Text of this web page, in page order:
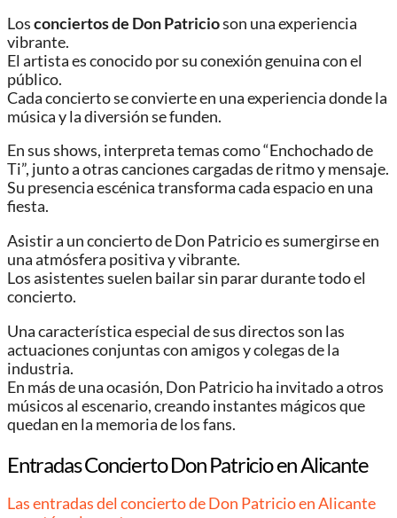
Losconciertos de Don Patricioson una experiencia
vibrante.
El artista es conocido por su conexión genuina con el
público.
Cada concierto se convierte en una experiencia donde la
música y la diversión se funden.
En sus shows, interpreta temas como “Enchochado de
Ti”, junto a otras canciones cargadas de ritmo y mensaje.
Su presencia escénica transforma cada espacio en una
fiesta.
Asistir a un concierto de Don Patricio es sumergirse en
una atmósfera positiva y vibrante.
Los asistentes suelen bailar sin parar durante todo el
concierto.
Una característica especial de sus directos son las
actuaciones conjuntas con amigos y colegas de la
industria.
En más de una ocasión, Don Patricio ha invitado a otros
músicos al escenario, creando instantes mágicos que
quedan en la memoria de los fans.
Entradas Concierto Don Patricio en Alicante
Las entradas del concierto de Don Patricio en Alicante